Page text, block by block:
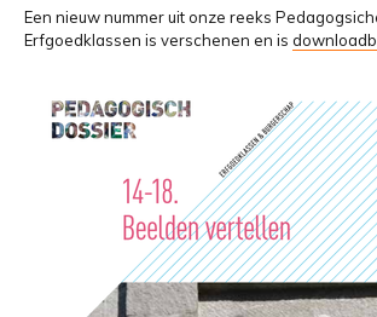
Een nieuw nummer uit onze reeks
Erfgoedklassen is verschenen en is